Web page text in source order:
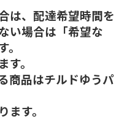
は、配達希望時間を
い場合は「希望な
。
商品はチルドゆうパ
す。